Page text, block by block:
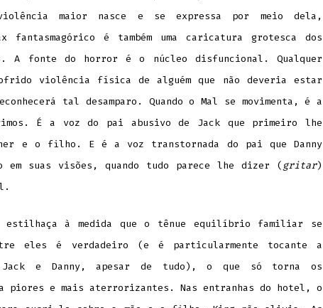
maior nasce e se expressa por meio dela,
é também uma caricatura grotesca dos
A fonte do horror é o núcleo disfuncional. Qualquer
violência física de alguém que não deveria estar
tal desamparo. Quando o Mal se movimenta, é a
É a voz do pai abusivo de Jack que primeiro lhe
e o filho. E é a voz transtornada do pai que Danny
em suas visões, quando tudo parece lhe dizer ( gritar)
estilhaça à medida que o tênue equilíbrio familiar se
eles é verdadeiro (e é particularmente tocante a
Jack e Danny, apesar de tudo), o que só torna os
piores e mais aterrorizantes. Nas entranhas do hotel, o